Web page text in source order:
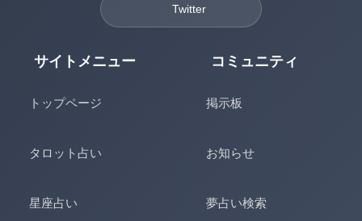
Twitter
サイトメニュー
トップページ
タロット占い
星座占い
コミュニティ
掲示板
お知らせ
夢占い検索